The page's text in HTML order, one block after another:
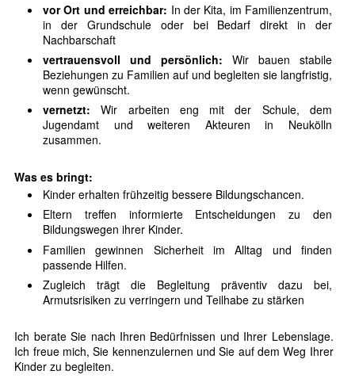
vor Ort und erreichbar: In der Kita, im Familienzentrum,
in der Grundschule oder bei Bedarf direkt in der
Nachbarschaft
vertrauensvoll und persönlich: Wir bauen stabile
Beziehungen zu Familien auf und begleiten sie langfristig,
wenn gewünscht.
vernetzt: Wir arbeiten eng mit der Schule, dem
Jugendamt und weiteren Akteuren in Neukölln
zusammen.
Was es bringt:
Kinder erhalten frühzeitig bessere Bildungschancen.
Eltern treffen informierte Entscheidungen zu den
Bildungswegen ihrer Kinder.
Familien gewinnen Sicherheit im Alltag und finden
passende Hilfen.
Zugleich trägt die Begleitung präventiv dazu bei,
Armutsrisiken zu verringern und Teilhabe zu stärken
Ich berate Sie nach Ihren Bedürfnissen und Ihrer Lebenslage.
Ich freue mich, Sie kennenzulernen und Sie auf dem Weg Ihrer
Kinder zu begleiten.